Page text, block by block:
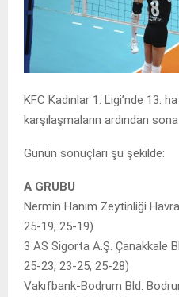
KFC Kadınlar 1. Ligi’nde 13.
karşılaşmaların ardından
Günün sonuçları şu şekilde:
A GRUBU
Nermin Hanım Zeytinliği
25-19, 25-19)
3 AS Sigorta A.Ş. Çanakkale
25-23, 23-25, 25-28)
Vakıfbank-Bodrum Bld.